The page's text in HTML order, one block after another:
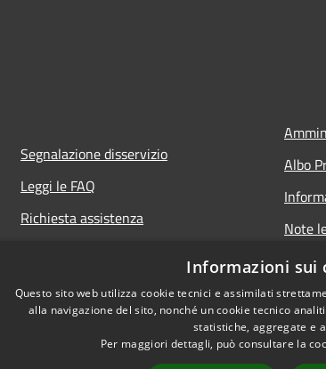
Segnalazione disservizio
Leggi le FAQ
Richiesta assistenza
Albo
Note
Informazioni sui
Questo sito web utilizza cookie tecnici e assimilati
alla navigazione del sito, nonché un cookie tecnico
statistiche, aggregate e
Per maggiori dettagli, può consultare la